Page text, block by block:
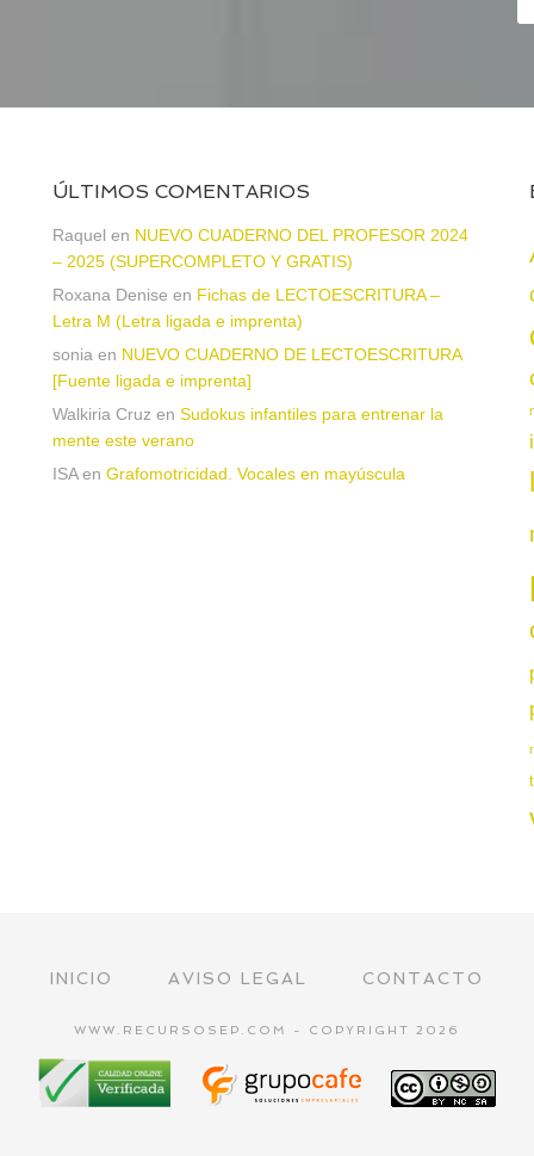
ÚLTIMOS COMENTARIOS
Raquel en NUEVO CUADERNO DEL PROFESOR 2024
– 2025 (SUPERCOMPLETO Y GRATIS)
Roxana Denise en Fichas de LECTOESCRITURA –
Letra M (Letra ligada e imprenta)
sonia en NUEVO CUADERNO DE LECTOESCRITURA
[Fuente ligada e imprenta]
Walkiria Cruz en Sudokus infantiles para entrenar la
mente este verano
ISAen Grafomotricidad. Vocales en mayúscula
INICIO AVISO LEGAL CONTACTO
WWW.RECURSOSEP.COM - COPYRIGHT 2026